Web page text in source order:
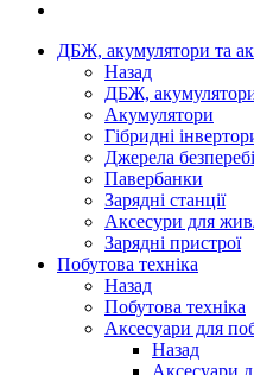
ДБЖ, акумулятори та
Назад
ДБЖ,
Акумулятори
Гібридні
Джерела
Павербанки
Зарядні станції
Аксесури для
Зарядні пристрої
Побутова техніка
Назад
Побутова техніка
Аксесуари для
Назад
Аксесуари